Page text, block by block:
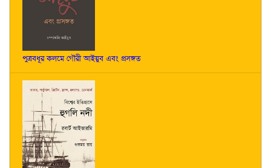
পুত্রবধূর কলমে গৌরী আইয়ুব এবং প্রসঙ্গত